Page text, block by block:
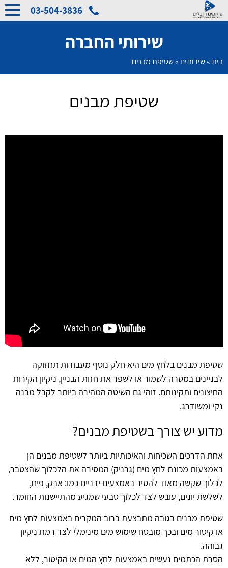
03-504-3836
שירותי החברה
בית»שירותים »שטיפת מבנים
שטיפת מבנים
שטיפת מבנים בלחץ מים היא חלק נוסף מעבודות תחזוקה
לבניינים במטרה לשמור או לשפר את חזות הבניין, ניקיון הקירות
החיצונים ותקינותם. זוהי גם השיטה המהירה ביותר לקבל מבנה
נקי ומשודרג.
מדוע יש צורך בשטיפת מבנים?
אחת הדרכים השכיחות והאיכותיות ביותר לשטיפת מבנים הן
באמצעות מכונת לחץ מים (גרניק) המסירה את הלכלוך שהצטבר,
לכלוך שקשה מאוד להסיר באמצעים ידניים כמו: אבק, פיח,
לשלשת יונים, עובש לצד לכלוך טבעי שמגיע מהתיישנות החומר.
שטיפת מבנים בגובה מתבצעת ברוב המקרים באמצעות לחץ מים
או קיטור מים ובכך מובטח שימוש מים מינימלי לצד רמת ניקיון
גבוהה.
הסרת הכתמים נעשית באמצעות לחץ המים או הקיטור, ללא